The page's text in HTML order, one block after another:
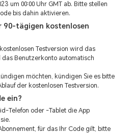
um 00:00 Uhr GMT ab. Bitte stellen
bis dahin aktivieren.
90-tägigen kostenlosen
Testversion wird das
Benutzerkonto automatisch
möchten, kündigen Sie es bitte
der kostenlosen Testversion.
ein?
Telefon oder -Tablet die App
für das Ihr Code gilt, bitte